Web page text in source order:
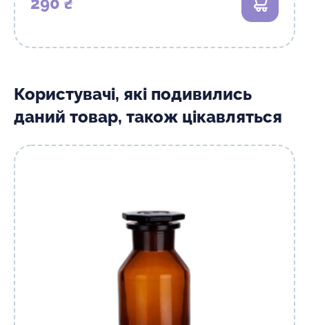
В кошик
Користувачі, які подивились
даний товар, також цікавляться